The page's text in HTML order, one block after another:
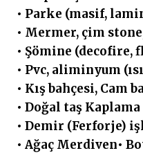
• Parke (masif,
• Mermer, çim
• Şömine (decofire,
• Pvc, aliminyum
• Kış bahçesi, Cam
• Doğal taş Kaplama
• Demir (Ferforje)
• Ağaç Merdiven•